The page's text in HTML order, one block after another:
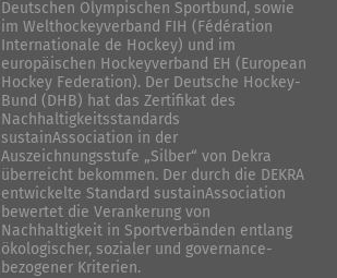
Deutschen Olympischen Sportbund, sowie
im Welthockeyverband FIH (Fédération
Internationale de Hockey) und im
europäischen Hockeyverband EH (European
Hockey Federation). Der Deutsche Hockey-
Bund (DHB) hat das Zertifikat des
Nachhaltigkeitsstandards
sustainAssociation in der
Auszeichnungsstufe „Silber“ von Dekra
überreicht bekommen. Der durch die DEKRA
entwickelte Standard sustainAssociation
bewertet die Verankerung von
Nachhaltigkeit in Sportverbänden entlang
ökologischer, sozialer und governance-
bezogener Kriterien.